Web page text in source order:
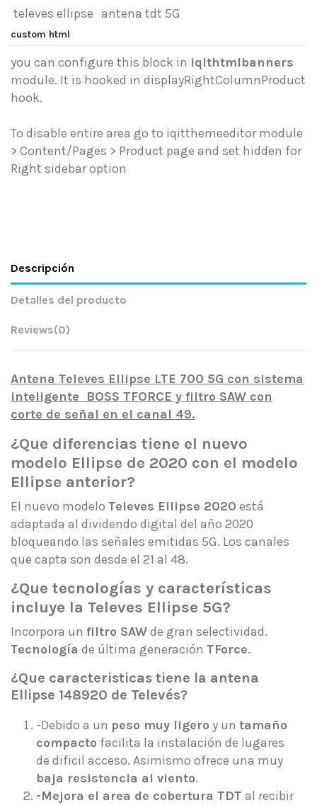
televes ellipse antena tdt 5G
custom html
you can configure this block in iqithtmlbanners
module. It is hooked in displayRightColumnProduct
hook.
To disable entire area go to iqitthemeeditor module
> Content/Pages > Product page and set hidden for
Right sidebar option
Descripción
Detalles del producto
Reviews(0)
Antena Televes Ellipse LTE 700 5G con sistema
inteligente BOSS TFORCE y filtro SAW con
corte de señal en el canal 49.
¿Que diferencias tiene el nuevo
modelo Ellipse de 2020 con el modelo
Ellipse anterior?
El nuevo modelo Televes Ellipse 2020 está
adaptada al dividendo digital del año 2020
bloqueando las señales emitidas 5G. Los canales
que capta son desde el 21 al 48.
¿Que tecnologías y características
incluye la Televes Ellipse 5G?
Incorpora un filtro SAWde gran selectividad.
Tecnología de última generación TForce.
¿Que caracteristicas tiene la antena
Ellipse 148920 de Televés?
-Debido a un peso muy ligero y un tamaño
compacto facilita la instalación de lugares
de dificil acceso. Asimismo ofrece una muy
baja resistencia al viento.
-Mejora el area de cobertura TDT al recibir